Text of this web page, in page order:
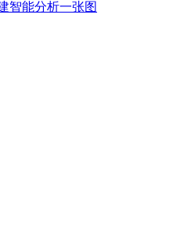
智能分析一张图